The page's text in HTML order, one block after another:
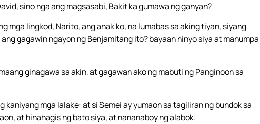
sino nga ang magsasabi, Bakit ka gumawa ng ganyan?
mga lingkod, Narito, ang anak ko, na lumabas sa aking tiyan, siyang
gagawin ngayon ng Benjamitang ito? bayaan ninyo siya at manumpa
ginagawa sa akin, at gagawan ako ng mabuti ng Panginoon sa
kaniyang mga lalake: at si Semei ay yumaon sa tagiliran ng bundok sa
at hinahagis ng bato siya, at nananaboy ng alabok.